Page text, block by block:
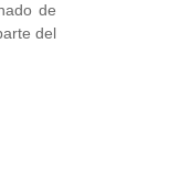
de
del